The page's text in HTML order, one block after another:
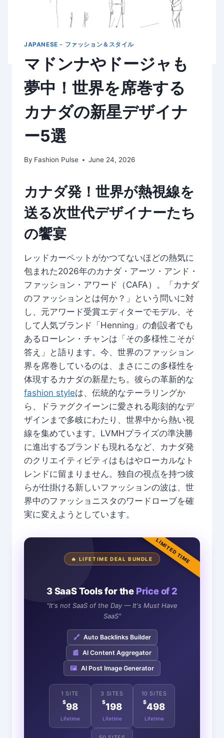
JAPANESE - ファッション＆スタイル
マドンナやドージャも
夢中！世界を席巻する
カナダの新星デザイナ
ー5選
By Fashion Pulse June 24, 2026
カナダ発！世界が熱視線を
送る次世代デザイナーたち
の饗宴
レッドカーペットがかつてないほどの熱気に
包まれた2026年のカナダ・アーツ・アンド・
ファッション・アワード（CAFA）。「カナダ
のファッションとは何か？」という問いに対
し、元アワード受賞エディターでモデル、そ
して人気ブランド「Henning」の創設者でも
あるローレン・チャンは「その多様性こそが
答え」と語ります。今、世界のファッション
界を席巻しているのは、まさにこの多様性を
体現するカナダの新星たち。彼らの革新的な
fashion styleは、伝統的なテーラリングか
ら、ドラァグクイーンに愛される彫刻的なデ
ザインまで多岐にわたり、世界中から熱い視
線を集めています。LVMHプライズの準決勝
に進出するブランドも現れるなど、カナダ発
のクリエイティビティはもはやローカルなト
レンドに留まりません。独自の視点を持つ彼
らが仕掛ける新しいファッションの波は、世
界中のファッショニスタのワードローブを確
実に変えようとしています。
LIMITED TIME
🔥 LIFETIME DEAL BUNDLE
3 SaaS Tools for the Price of 2
"It's not SaaS of the Day — It's Must Have
SaaS"
🔗 Auto Backlinks Builder
📰 AI Content Aggregator
🖼️ AI Post Image Generator
1 SITE
$98
Lifetime
3 SITES
$198
Lifetime
10 SITES
$498
Lifetime